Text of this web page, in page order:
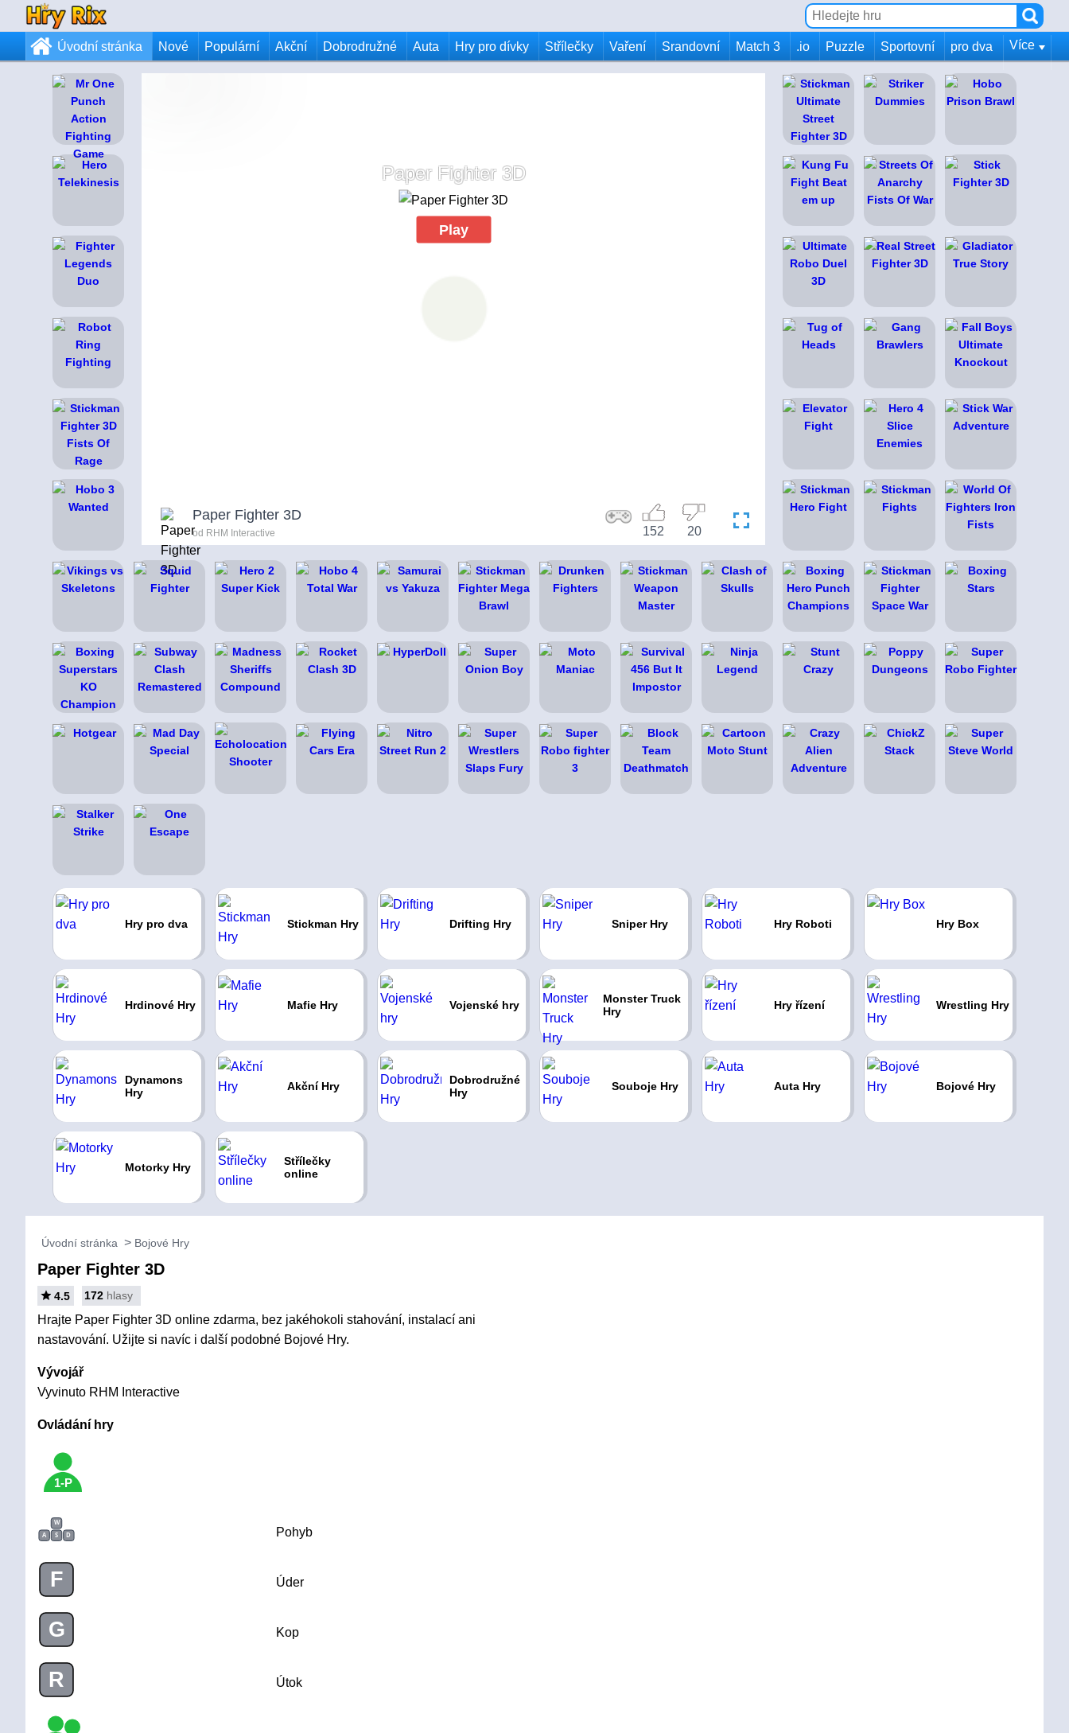
Úvodní stránka Nové Populární Akční Dobrodružné Auta Hry pro dívky Střílečky Vaření Srandovní Match 3 .io Puzzle Sportovní pro dva Více
Paper Fighter 3D
Play
Paper Fighter 3D
od RHM Interactive 20
152
Hry pro dva Stickman Hry Drifting Hry Sniper Hry Hry Roboti Hry Box
Hrdinové Hry Mafie Hry Vojenské hry
Monster Truck
Hry
Hry řízení Wrestling Hry
Dynamons
Hry
Akční Hry
Dobrodružné
Hry
Souboje Hry Auta Hry Bojové Hry
Motorky Hry
Střílečky
online
Úvodní stránka Bojové Hry
Paper Fighter 3D
4.5 172 hlasy
Hrajte Paper Fighter 3D online zdarma, bez jakéhokoli stahování, instalací ani
nastavování. Užijte si navíc i další podobné Bojové Hry.
Vývojář
Vyvinuto RHM Interactive
Ovládání hry
1-P
W
A
S D Pohyb
F Úder
G Kop
R Útok